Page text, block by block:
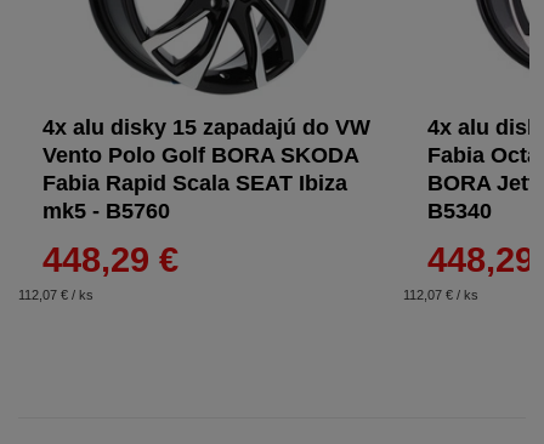
4x alu disky 15 zapadajú do VW
Vento Polo Golf BORA SKODA
Fabia Rapid Scala SEAT Ibiza
mk5 - B5760
448,29 €
112,07 € / ks
4x alu
Fabia
BORA
B5340
448,29
112,07 € / ks